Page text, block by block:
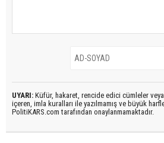
UYARI: Küfür, hakaret, rencide edici cümleler veya
içeren, imla kuralları ile yazılmamış ve büyük
PolitiKARS.com tarafından onaylanmamaktadır.